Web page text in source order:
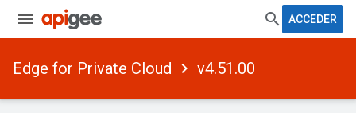
ACCEDER
Edge for Private Cloud v4.51.00